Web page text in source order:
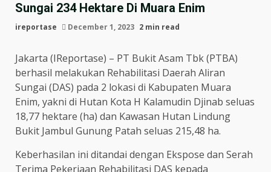
Sungai 234 Hektare Di Muara Enim
ireportase December 1, 2023 2 min read
Jakarta (IReportase) – PT Bukit Asam Tbk (PTBA)
berhasil melakukan Rehabilitasi Daerah Aliran
Sungai (DAS) pada 2 lokasi di Kabupaten Muara
Enim, yakni di Hutan Kota H Kalamudin Djinab seluas
18,77 hektare (ha) dan Kawasan Hutan Lindung
Bukit Jambul Gunung Patah seluas 215,48 ha.
Keberhasilan ini ditandai dengan Ekspose dan Serah
Terima Pekerjaan Rehabilitasi DAS kepada